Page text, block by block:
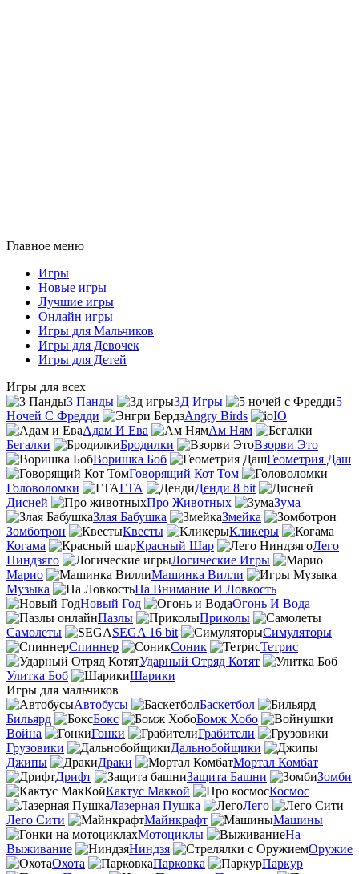
Главное меню
Игры
Новые игры
Лучшие игры
Онлайн игры
Игры для Мальчиков
Игры для Девочек
Игры для Детей
Игры для всех
3 Панды
3Д Игры
5
Ночей С Фредди
Angry Birds
IO
Адам И Ева
Ам Ням
Бегалки
Бродилки
Взорви Это
Воришка Боб
Геометрия Даш
Говорящий Кот Том
Головоломки
ГТА
Денди 8 bit
Дисней
Про Животных
Зума
Злая Бабушка
Змейка
Зомботрон
Квесты
Кликеры
Когама
Красный Шар
Лего
Ниндзяго
Логические Игры
Марио
Машинка Вилли
Музыка
На Внимание И Ловкость
Новый Год
Огонь И Вода
Пазлы
Приколы
Самолеты
SEGA 16 bit
Симуляторы
Спиннер
Соник
Тетрис
Ударный Отряд Котят
Улитка Боб
Шарики
Игры для мальчиков
Автобусы
Баскетбол
Бильярд
Бокс
Бомж Хобо
Война
Гонки
Грабители
Грузовики
Дальнобойщики
Джипы
Драки
Мортал Комбат
Дрифт
Защита Башни
Зомби
Кактус Маккой
Космос
Лазерная Пушка
Лего
Лего Сити
Майнкрафт
Машины
Мотоциклы
На
Выживание
Ниндзя
Оружие
Охота
Парковка
Паркур